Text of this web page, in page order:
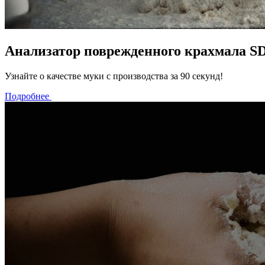
Анализатор поврежденного крахмала
Узнайте о качестве муки с производства за 90 секунд!
Подробнее